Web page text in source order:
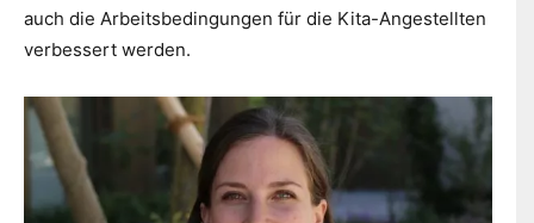
auch die Arbeitsbedingungen für die Kita-Angestellten
verbessert werden.